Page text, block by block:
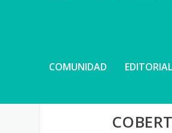
COMUNIDAD